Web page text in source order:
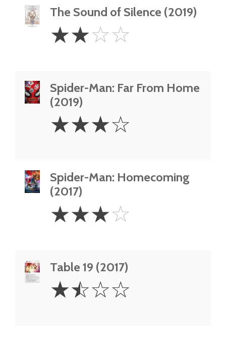
The Sound of Silence (2019)
Stars
☆☆☆☆
Spider-Man: Far From Home
(2019)
Stars
☆☆☆☆
Spider-Man: Homecoming
(2017)
Stars
☆☆☆☆
Table 19 (2017)
1.5
Stars
☆☆☆☆